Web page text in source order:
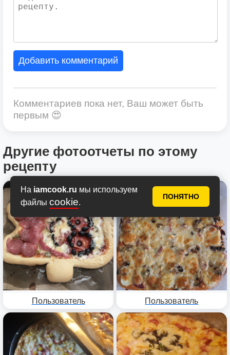
На iamcook.ru мы используем
файлы cookie.
ПОНЯТНО
Добавить комментарий
Комментариев пока нет, Ваш может быть
первым 😍
Другие фотоотчеты по этому
рецепту
Пользователь Пользователь